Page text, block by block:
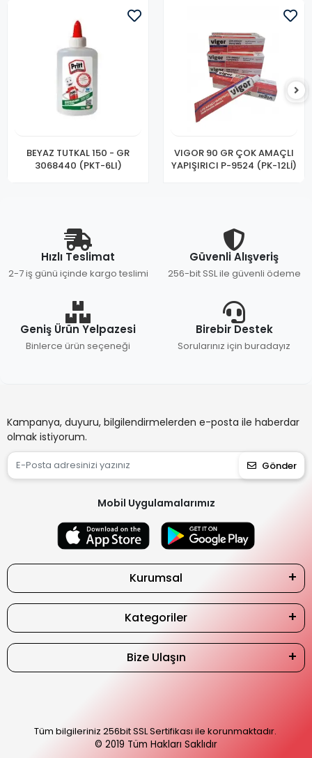
BEYAZ TUTKAL 150 - GR
3068440 (PKT-6LI)
VIGOR 90 GR ÇOK AMAÇLI
YAPIŞIRICI P-9524 (PK-12Lİ)
Hızlı Teslimat
2-7 iş günü içinde kargo teslimi
Güvenli Alışveriş
256-bit SSL ile güvenli ödeme
Geniş Ürün Yelpazesi
Binlerce ürün seçeneği
Birebir Destek
Sorularınız için buradayız
Kampanya, duyuru, bilgilendirmelerden e-posta ile haberdar
olmak istiyorum.
Gönder
Mobil Uygulamalarımız
Kurumsal
Kategoriler
Bize Ulaşın
Tüm bilgileriniz 256bit SSL Sertifikası ile korunmaktadır.
© 2019 Tüm Hakları Saklıdır